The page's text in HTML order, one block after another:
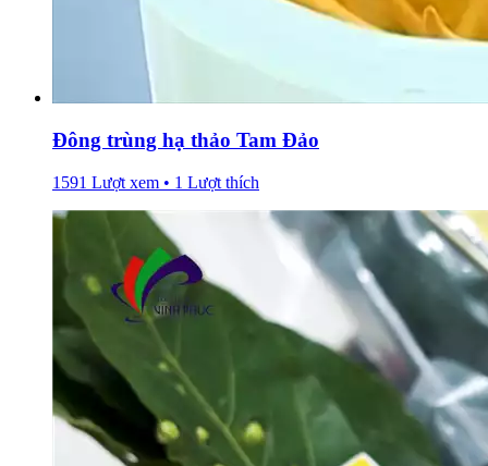
Đông trùng hạ thảo Tam Đảo
1591 Lượt xem • 1 Lượt thích